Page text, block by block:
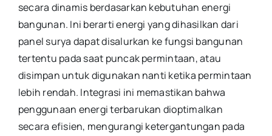
secara dinamis berdasarkan kebutuhan energi
bangunan. Ini berarti energi yang dihasilkan dari
panel surya dapat disalurkan ke fungsi bangunan
tertentu pada saat puncak permintaan, atau
disimpan untuk digunakan nanti ketika permintaan
lebih rendah. Integrasi ini memastikan bahwa
penggunaan energi terbarukan dioptimalkan
secara efisien, mengurangi ketergantungan pada